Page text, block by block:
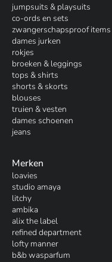
jumpsuits & playsuits
co-ords en sets
zwangerschapsproof items
dames jurken
rokjes
broeken & leggings
tops & shirts
shorts & skorts
blouses
truien & vesten
dames schoenen
jeans
Merken
loavies
studio amaya
litchy
ambika
alix the label
refined department
lofty manner
b&b wasparfum